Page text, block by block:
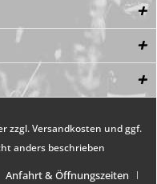
zzgl.Versandkosten und ggf.
anders beschrieben
Anfahrt & Öffnungszeiten